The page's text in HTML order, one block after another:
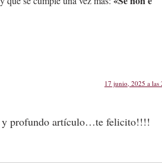
17 junio, 2025 a las
y profundo artículo…te felicito!!!!